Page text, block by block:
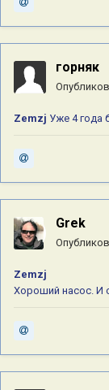
горняк
Zemzj Уже 4 года
Grek
Zemzj
Хороший насос. И